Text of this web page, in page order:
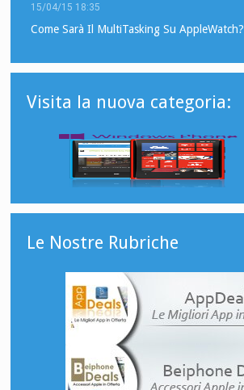
15/04/15 18:35
Come Sarà Il MultiTasking Su AppleWatch?
Visita la nuova categoria:
Le Nostre Rubriche